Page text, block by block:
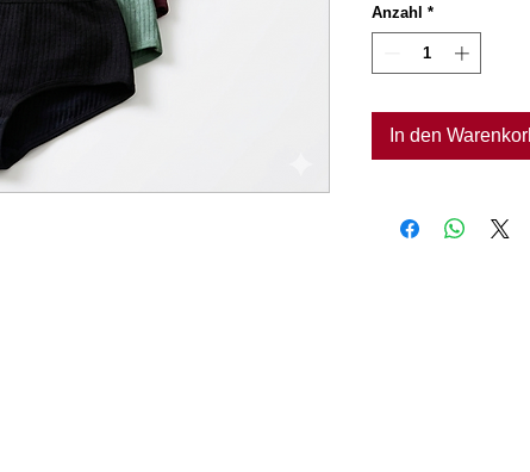
Anzahl *
In den